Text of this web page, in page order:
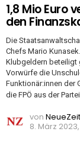
1,8 Mio Euro
den
Die
Chefs Mario
Klubgeldern beteiligt
Vorwürfe die
Funktionär:innen der
die FPÖ aus der
von
8. März 2023,